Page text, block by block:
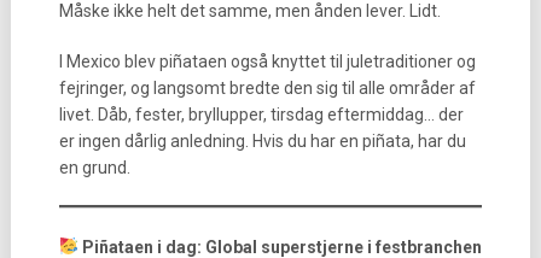
Måske ikke helt det samme, men ånden lever. Lidt.
I Mexico blev piñataen også knyttet til juletraditioner og
fejringer, og langsomt bredte den sig til alle områder af
livet. Dåb, fester, bryllupper, tirsdag eftermiddag… der
er ingen dårlig anledning. Hvis du har en piñata, har du
en grund.
Piñataen i dag: Global superstjerne i festbranchen